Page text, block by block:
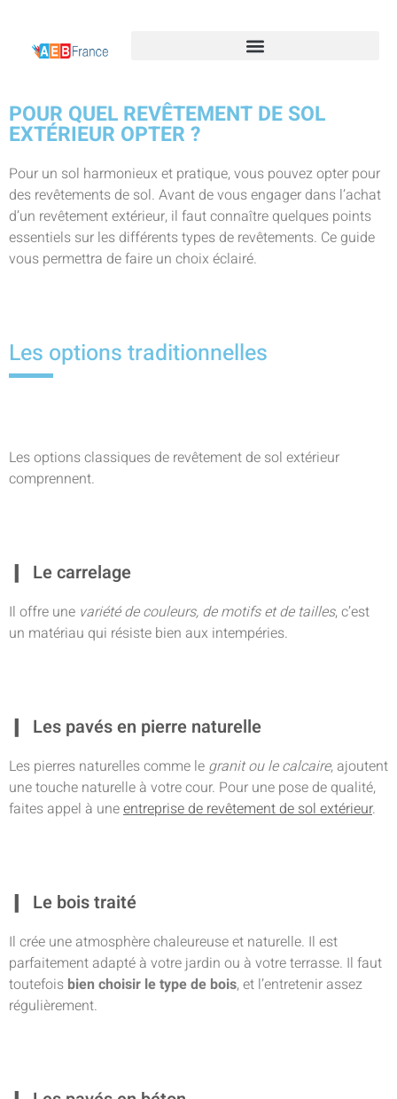
POUR QUEL REVÊTEMENT DE SOL
EXTÉRIEUR OPTER ?
Pour un sol harmonieux et pratique, vous pouvez opter pour
des revêtements de sol. Avant de vous engager dans l’achat
d’un revêtement extérieur, il faut connaître quelques points
essentiels sur les différents types de revêtements. Ce guide
vous permettra de faire un choix éclairé.
Les options traditionnelles
Les options classiques de revêtement de sol extérieur
comprennent.
Le carrelage
Il offre une variété de couleurs, de motifs et de tailles, c’est
un matériau qui résiste bien aux intempéries.
Les pavés en pierre naturelle
Les pierres naturelles comme le granit ou le calcaire, ajoutent
une touche naturelle à votre cour. Pour une pose de qualité,
faites appel à uneentreprise de revêtement de sol extérieur.
Le bois traité
Il crée une atmosphère chaleureuse et naturelle. Il est
parfaitement adapté à votre jardin ou à votre terrasse. Il faut
toutefois bien choisir le type de bois, et l’entretenir assez
régulièrement.